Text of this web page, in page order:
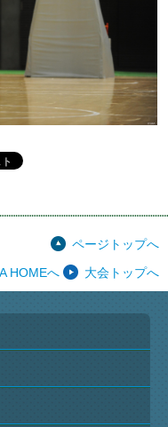
ページトップへ
HOMEへ
大会トップへ